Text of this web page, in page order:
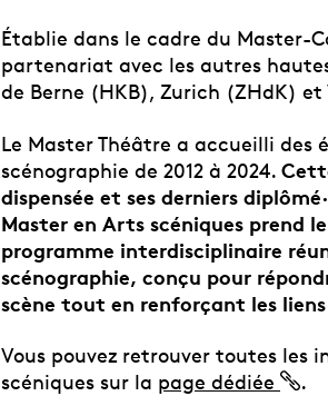
Établie dans le cadre du Master-
partenariat avec les autres
de Berne (HKB), Zurich (ZHdK) et
Le Master Théâtre a accueilli des
scénographie de 2012 à 2024.
dispensée et ses derniers
Master en Arts scéniques prend
programme interdisciplinaire
scénographie, conçu pour
scène tout en renforçant les
Vous pouvez retrouver toutes les
scéniques sur la page dédiée .